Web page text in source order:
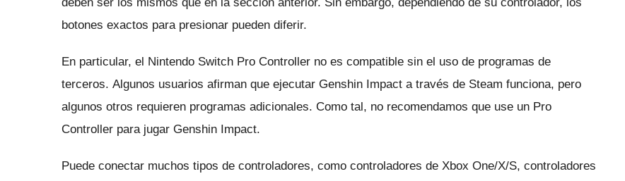
botones exactos para presionar pueden diferir.
En particular, el Nintendo Switch Pro Controller no es compatible sin el uso de programas de
terceros. Algunos usuarios afirman que ejecutar Genshin Impact a través de Steam funciona, pero
algunos otros requieren programas adicionales. Como tal, no recomendamos que use un Pro
Controller para jugar Genshin Impact.
Puede conectar muchos tipos de controladores, como controladores de Xbox One/X/S, controladores